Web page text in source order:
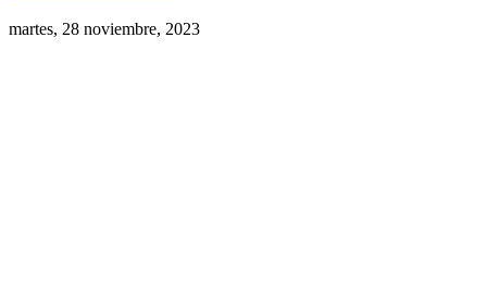
martes, 28 noviembre, 2023